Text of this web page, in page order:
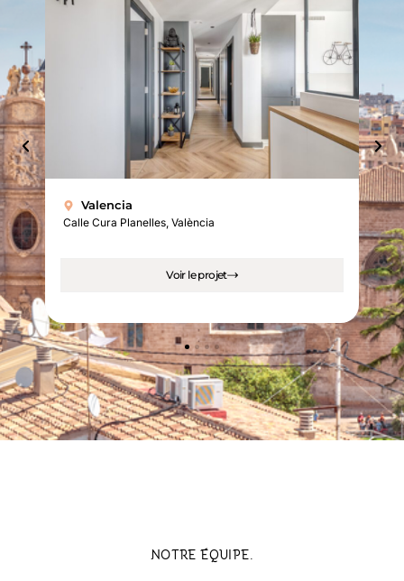
Valencia
Calle Cura Planelles, València
Voir le projet
NOTRE ÉQUIPE.